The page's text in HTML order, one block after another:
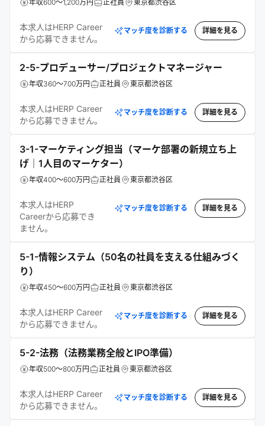
年収600～1,200万円 正社員 東京都渋谷区
本求人はHERP Career
から応募できません。
マッチ度を診断する 詳細を見る
2-5-プロデューサー/プロジェクトマネージャー
年収360～700万円 正社員 東京都渋谷区
本求人はHERP Career
から応募できません。
マッチ度を診断する 詳細を見る
3-1-マーケティング担当（マーケ部署の新規立ち上
げ｜1人目のマーケター）
年収400～600万円 正社員 東京都渋谷区
本求人はHERP
Careerから応募でき
ません。
マッチ度を診断する 詳細を見る
5-1-情報システム（50名の社員を支える仕組みづく
り）
年収450～600万円 正社員 東京都渋谷区
本求人はHERP Career
から応募できません。
マッチ度を診断する 詳細を見る
5-2-法務（法務業務全般とIPO準備）
年収500～800万円 正社員 東京都渋谷区
本求人はHERP Career
から応募できません。
マッチ度を診断する 詳細を見る